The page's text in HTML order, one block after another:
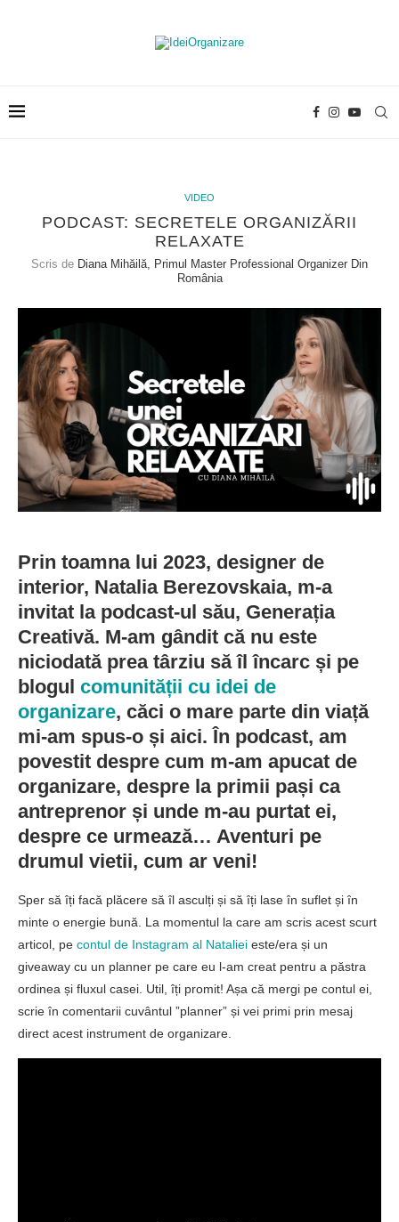
VIDEO
PODCAST: SECRETELE ORGANIZĂRII
RELAXATE
Scris de Diana Mihăilă, Primul Master Professional Organizer Din
România
Prin toamna lui 2023, designer de
interior, Natalia Berezovskaia, m-a
invitat la podcast-ul său, Generația
Creativă. M-am gândit că nu este
niciodată prea târziu să îl încarc și pe
blogul comunității cu idei de
organizare, căci o mare parte din viață
mi-am spus-o și aici. În podcast, am
povestit despre cum m-am apucat de
organizare, despre la primii pași ca
antreprenor și unde m-au purtat ei,
despre ce urmează… Aventuri pe
drumul vietii, cum ar veni!
Sper să îți facă plăcere să îl asculți și să îți lase în suflet și în
minte o energie bună. La momentul la care am scris acest scurt
articol, pe contul de Instagram al Nataliei este/era și un
giveaway cu un planner pe care eu l-am creat pentru a păstra
ordinea și fluxul casei. Util, îți promit! Așa că mergi pe contul ei,
scrie în comentarii cuvântul ”planner” și vei primi prin mesaj
direct acest instrument de organizare.